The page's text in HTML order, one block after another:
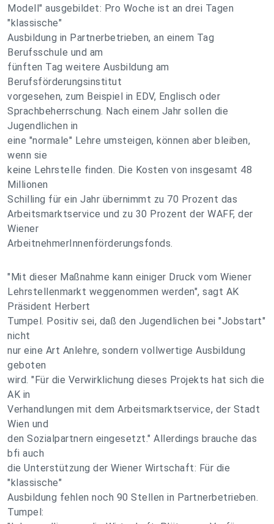
Modell" ausgebildet: Pro Woche ist an drei Tagen
"klassische"
Ausbildung in Partnerbetrieben, an einem Tag
Berufsschule und am
fünften Tag weitere Ausbildung am
Berufsförderungsinstitut
vorgesehen, zum Beispiel in EDV, Englisch oder
Sprachbeherrschung. Nach einem Jahr sollen die
Jugendlichen in
eine "normale" Lehre umsteigen, können aber bleiben,
wenn sie
keine Lehrstelle finden. Die Kosten von insgesamt 48
Millionen
Schilling für ein Jahr übernimmt zu 70 Prozent das
Arbeitsmarktservice und zu 30 Prozent der WAFF, der
Wiener
ArbeitnehmerInnenförderungsfonds.
"Mit dieser Maßnahme kann einiger Druck vom Wiener
Lehrstellenmarkt weggenommen werden", sagt AK
Präsident Herbert
Tumpel. Positiv sei, daß den Jugendlichen bei "Jobstart"
nicht
nur eine Art Anlehre, sondern vollwertige Ausbildung
geboten
wird. "Für die Verwirklichung dieses Projekts hat sich die
AK in
Verhandlungen mit dem Arbeitsmarktservice, der Stadt
Wien und
den Sozialpartnern eingesetzt." Allerdings brauche das
bfi auch
die Unterstützung der Wiener Wirtschaft: Für die
"klassische"
Ausbildung fehlen noch 90 Stellen in Partnerbetrieben.
Tumpel: